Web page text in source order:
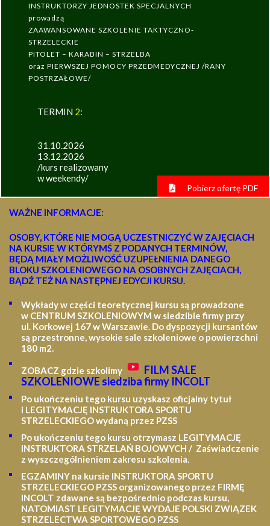
INSTRUKTORZY JEDNOSTEK SPECJALNYCH
prowadzą
ZAAWANSOWANE SZKOLENIE TAKTYCZNO-
STRZELECKIE
PITOLET – KARABIN – STRZELBA
oraz PIERWSZEJ POMOCY PRZEDMEDYCZNEJ /RANY
POSTRZAŁOWE/
TERMIN 2:
31.10.2026
13.12.2026
/kurs realizowany
w weekendy/
Pobierz ofertę PDF
WAŻNE INFORMACJE:
OSOBY, KTÓRE NIE MOGĄ UCZESTNICZYĆ W ZAJĘCIACH
NA KURSIE W KTÓRYMŚ Z PODANYCH TERMINÓW,
BĘDĄ MIAŁY MOŻLIWOŚĆ UZUPEŁNIENIA DANEGO
BLOKU SZKOLENIOWEGO NA OSOBNYCH ZAJĘCIACH,
BĄDŹ TEŻ NA NASTĘPNEJ EDYCJI KURSU.
Wykłady w części teoretycznej kursu są prowadzone
w CENTRUM SZKOLENIOWYM w siedzibie firmy przy
ul. Korkowej 167 w Warszawie. Do dyspozycji kursantów
są przestronne, wysokie sale szkoleniowe o powierzchni
180 m2.
ZOBACZ gdzie szkolimy
FILM SALE
SZKOLENIOWE siedziba firmy INCOLT
Po ukończeniu tego kursu uzyskasz oficjalny tytuł
i LEGITYMACJĘ INSTRUKTORA SPORTU
STRZELECKIEGO wydaną przez PZSS
Po ukończeniu tego kursu otrzymasz LEGITYMACJĘ
INSTRUKTORA STRZELAŃ BOJOWYCH / Zaświadczenie
z wyszczególnieniem zakresu szkolenia.
EGZAMINY na kursie INSTRUKTORA SPORTU
STRZELECKIEGO PZSS organizowanego przez FIRMĘ
INCOLT zdawane są bezpośrednio podczas kursu,
NATOMIAST LEGITYMACJĘ WYDAJE POLSKI ZWIĄZEK
STRZELECTWA SPORTOWEGO PZSS